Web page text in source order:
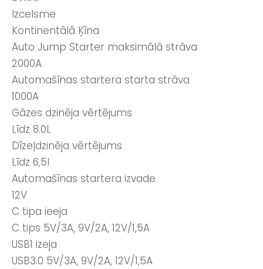
Izcelsme
Kontinentālā Ķīna
Auto Jump Starter maksimālā strāva
2000A
Automašīnas startera starta strāva
1000A
Gāzes dzinēja vērtējums
Līdz 8.0L
Dīzeļdzinēja vērtējums
Līdz 6,5l
Automašīnas startera izvade
12V
C tipa ieeja
C tips 5V/3A, 9V/2A, 12V/1,5A
USB1 izeja
USB3.0 5V/3A, 9V/2A, 12V/1,5A